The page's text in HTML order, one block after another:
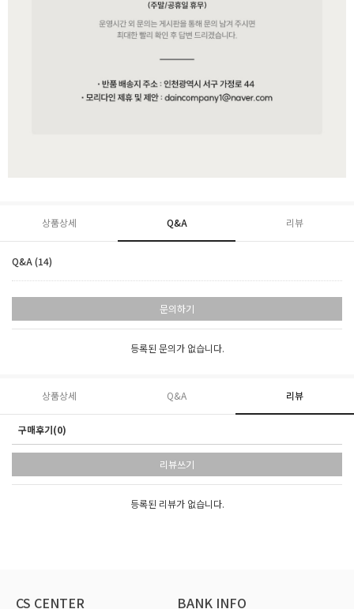
상품상세 Q&A 리뷰
Q&A (14)
문의하기
등록된 문의가 없습니다.
상품상세 Q&A 리뷰
구매후기(0)
리뷰쓰기
등록된 리뷰가 없습니다.
CS CENTER BANK INFO